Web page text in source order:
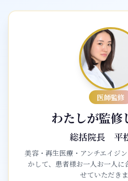
医師監修
わたしが監修
総括院長 平
美容・再生医療・アンチエイジ
かして、患者様お一人お一人に
せていただきま